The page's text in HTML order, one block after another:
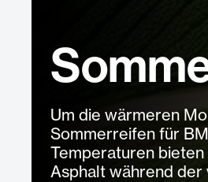
Um die wärmeren
Sommerreifen für
Temperaturen
Asphalt während